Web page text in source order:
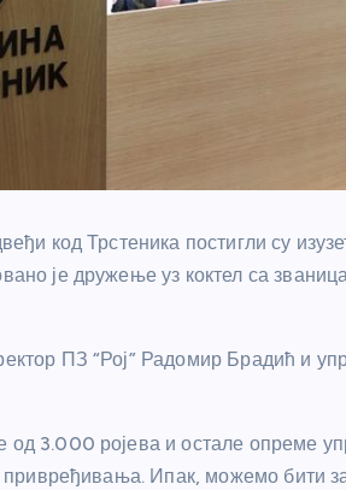
код Трстеника постигли су
је дружење уз коктел са
ПЗ “Рој” Радомир Брадић и
3.000 ројева и остале опреме
привређивања. Ипак, можемо бити